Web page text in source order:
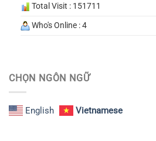
Total Visit : 151711
Who's Online : 4
CHỌN NGÔN NGỮ
English Vietnamese